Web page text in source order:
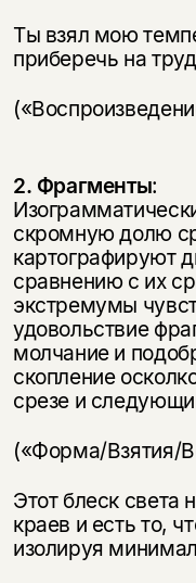
Ты взял мою
приберечь на
2. Фрагменты:
скромную долю
картографируют
сравнению с их
экстремумы
удовольствие
молчание и
скопление
срезе и
(«Форма/Взятия/
Этот блеск света
краев и есть то,
изолируя